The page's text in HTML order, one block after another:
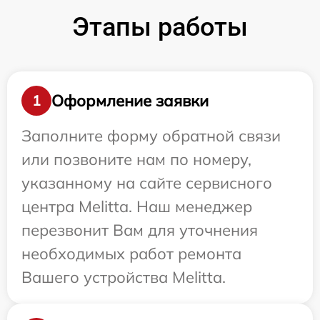
Этапы работы
1
Оформление заявки
Заполните форму обратной связи
или позвоните нам по номеру,
указанному на сайте сервисного
центра Melitta. Наш менеджер
перезвонит Вам для уточнения
необходимых работ ремонта
Вашего устройства Melitta.